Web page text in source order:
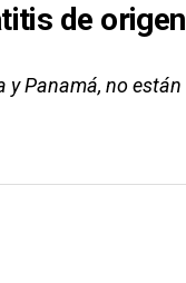
de origen
y Panamá, no están